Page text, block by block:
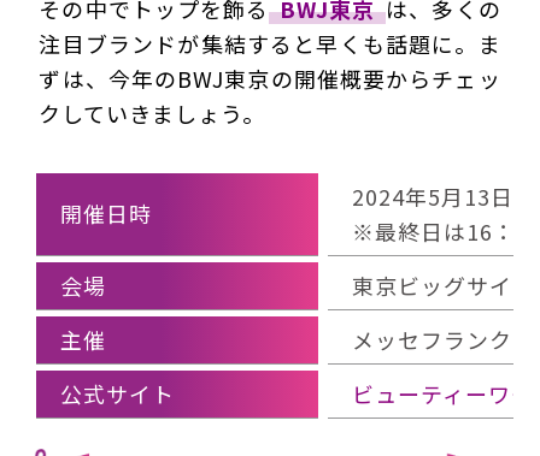
その中でトップを飾る BWJ東京 は、多くの
注目ブランドが集結すると早くも話題に。ま
ずは、今年のBWJ東京の開催概要からチェッ
クしていきましょう。
開催日時
2024年5月13日
※最終日は16：
会場
東京ビッグサイ
主催
メッセフランク
公式サイト
ビューティーワ